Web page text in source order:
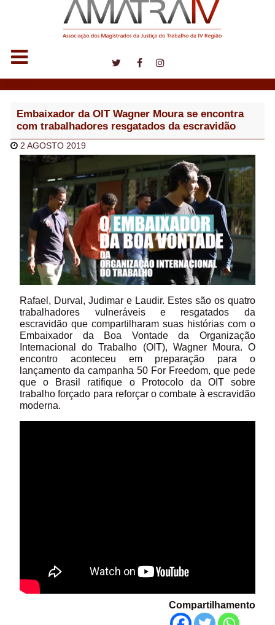
Embaixador da OIT Wagner Moura se encontra
com trabalhadores resgatados da escravidão
2 AGOSTO 2019
Rafael, Durval, Judimar e Laudir. Estes são os quatro
trabalhadores vulneráveis e resgatados da
escravidão que compartilharam suas histórias com o
Embaixador da Boa Vontade da Organização
Internacional do Trabalho (OIT), Wagner Moura. O
encontro aconteceu em preparação para o
lançamento da campanha 50 For Freedom, que pede
que o Brasil ratifique o Protocolo da OIT sobre
trabalho forçado para reforçar o combate à escravidão
moderna.
Compartilhamento